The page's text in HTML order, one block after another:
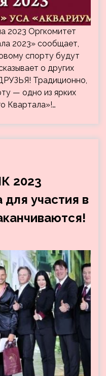
2023 Оргкомитет
2023» сообщает,
спорту будут
о других
Традиционно,
— одно из ярких
Квартала»!…
2023
участия в